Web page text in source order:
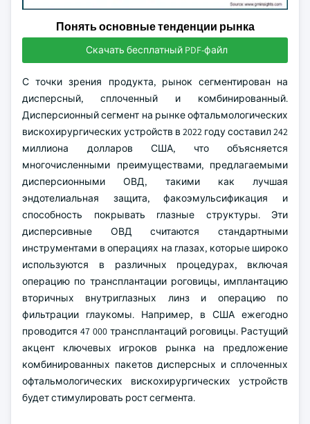
Понять основные тенденции рынка
Скачать бесплатный PDF-файл
С точки зрения продукта, рынок сегментирован на
дисперсный, сплоченный и комбинированный.
Дисперсионный сегмент на рынке офтальмологических
вискохирургических устройств в 2022 году составил 242
миллиона долларов США, что объясняется
многочисленными преимуществами, предлагаемыми
дисперсионными ОВД, такими как лучшая
эндотелиальная защита, факоэмульсификация и
способность покрывать глазные структуры. Эти
дисперсивные ОВД считаются стандартными
инструментами в операциях на глазах, которые широко
используются в различных процедурах, включая
операцию по трансплантации роговицы, имплантацию
вторичных внутриглазных линз и операцию по
фильтрации глаукомы. Например, в США ежегодно
проводится 47 000 трансплантаций роговицы. Растущий
акцент ключевых игроков рынка на предложение
комбинированных пакетов дисперсных и сплоченных
офтальмологических вискохирургических устройств
будет стимулировать рост сегмента.